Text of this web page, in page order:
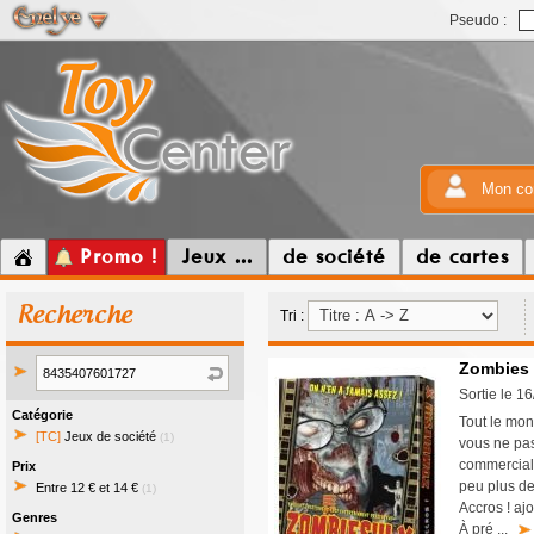
Pseudo :
Mon
Promo ! Jeux ... de société de cartes
Recherche
Catégorie
[TC] Jeux de société (1)
Prix
Entre 12 € et 14 € (1)
Genres
Tri :
Zombies
Sortie le
Tout le
vous ne
peu plus
Accros !
À pré ...